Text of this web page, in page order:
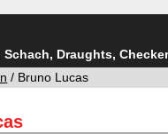
Draughts,
/ Bruno Lucas